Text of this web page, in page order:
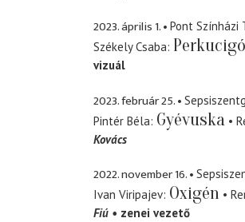
2023. április 1.
Pont Színházi
Székely Csaba Perkucigó
vizuál
2023. február 25.
Pintér Béla Gyévuska
Kovács
2022. november 16.
Ivan Viripajev Oxigén
Fiú
zenei vezető